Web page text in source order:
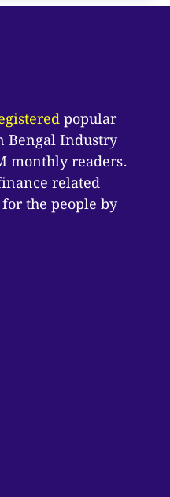
popular
Bengal Industry
monthly readers.
related
the people by